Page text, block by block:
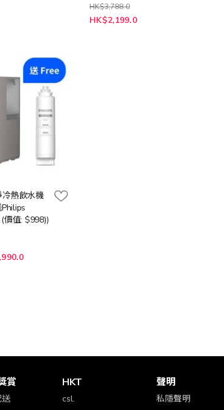
HK$3,788.0
特
殊
HK$2,199.0
熱飲水機
價值: $998))
賞 HKT
csl.
聲明
私隱聲明